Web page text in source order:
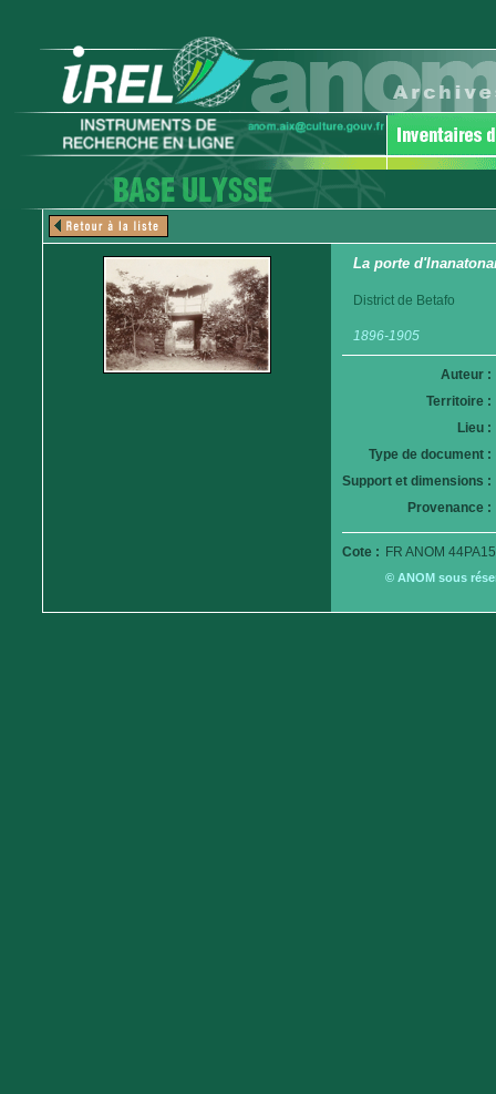
La porte
District de Betafo
1896-1905
Auteur :
Territoire :
Lieu :
Type de document :
Support et dimensions :
Provenance :
Cote : FR ANOM
© ANOM sous